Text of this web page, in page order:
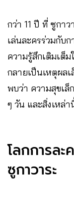
กว่า 11 ปี ที่ ซูกาว
เล่นละครร่วมกับ
ความรู้สึกเติมเต็
กลายเป็นเหตุผล
พบว่า ความสุขเล็
ๆ วัน และสิ่งเหล่
โลกการล
ซูกาวาระ